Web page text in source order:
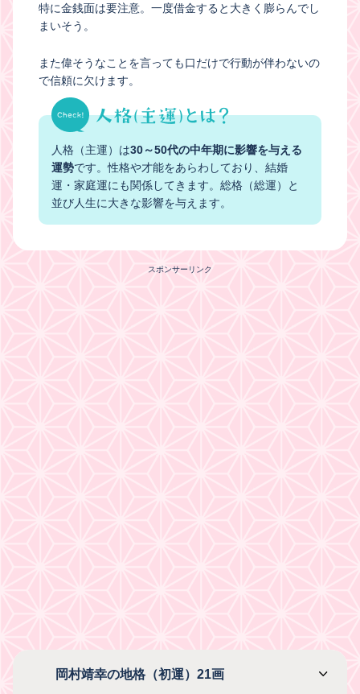
特に金銭面は要注意。一度借金すると大きく膨らんでし
まいそう。
また偉そうなことを言っても口だけで行動が伴わないの
で信頼に欠けます。
人格（主運）は30～50代の中年期に影響を与える
運勢です。性格や才能をあらわしており、結婚
運・家庭運にも関係してきます。総格（総運）と
並び人生に大きな影響を与えます。
スポンサーリンク
岡村靖幸の地格（初運）21画